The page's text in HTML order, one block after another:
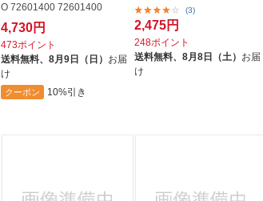
O 72601400 72601400
4,730円
473ポイント
送料無料、8月9日（日） お届
け
クーポン 10%引き
(3)
2,475円
248ポイント
送料無料、 8月8日（土） お届
け